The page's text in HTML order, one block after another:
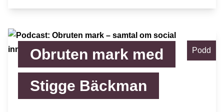
Podd
Obruten mark med
Stigge Bäckman